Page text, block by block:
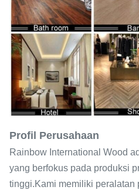
Profil Perusahaan
Rainbow International Wood
yang berfokus pada produksi
tinggi.Kami memiliki peralatan